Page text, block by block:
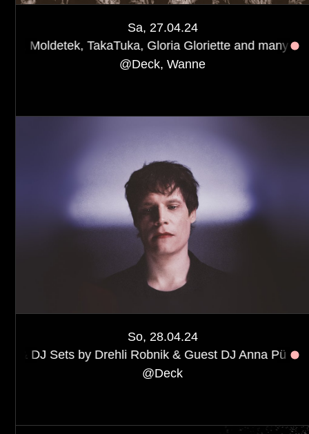
Sa, 27.04.24
TakaTuka, Gloria Gloriette and many more
SIN x
@Deck, Wanne
So, 28.04.24
Drehli Robnik & Guest DJ Anna Pü
@Deck